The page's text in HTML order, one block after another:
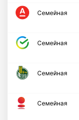
Семейная
Семейная
Семейная
Семейная